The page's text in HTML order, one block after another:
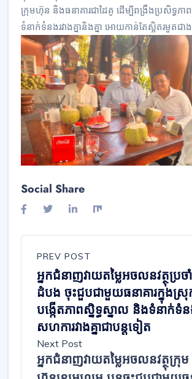
ក្រុមហ៊ុន និងធនាគារជាដៃគូ ដើម្បីពង្រឹងប្រសិទ្ធភាព
ទំនាក់ទំនងរវាងគ្នានិងគ្នា អោយកាន់តែស្អិតរមួតជា
Social Share
PREV POST
អ្នកជំនាញវាយតម្លៃអចលនវត្ថុប្រចាំ
ដំបង ចុះជួបជាមួយធនាគារក្នុងស្រុ
បង្កើតភាពស្និទ្ធស្នាល និងទំនាក់ទំ
សហការវាងគ្នាជាបន្តទៀត
Next Post
អ្នកជំនាញវាយតម្លៃអចលនវត្ថុក្រុម